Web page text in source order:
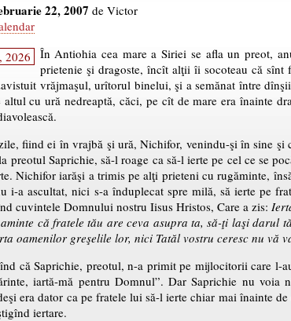
22, 2007 de Victor
2026
În Antiohia cea mare a Siriei se afla un preot,
prietenie şi dragoste, încît alţii îi socoteau că
vrăjmaşul, urîtorul binelui, şi a semănat între
cu ură nedreaptă, căci, pe cît de mare era înainte
fiind ei în vrajbă şi ură, Nichifor, venindu-şi în sine şi
preotul Saprichie, să-l roage ca să-l ierte pe cel ce se
Nichifor iarăşi a trimis pe alţi prieteni cu rugăminte,
i-a ascultat, nici s-a înduplecat spre milă, să ierte pe
cuvintele Domnului nostru Iisus Hristos, Care a zis:
că fratele tău are ceva asupra ta, să-ţi laşi
oamenilor greşelile lor, nici Tatăl vostru ceresc nu vă
că Saprichie, preotul, n-a primit pe mijlocitorii care l-
iartă-mă pentru Domnul”. Dar Saprichie nu
era dator ca pe fratele lui să-l ierte chiar mai înainte
iertare.